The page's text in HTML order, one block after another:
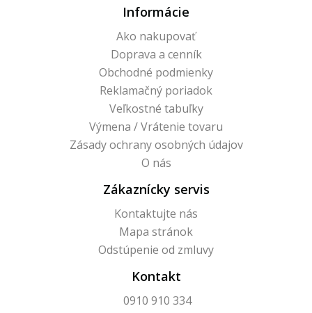
Informácie
Ako nakupovať
Doprava a cenník
Obchodné podmienky
Reklamačný poriadok
Veľkostné tabuľky
Výmena / Vrátenie tovaru
Zásady ochrany osobných údajov
O nás
Zákaznícky servis
Kontaktujte nás
Mapa stránok
Odstúpenie od zmluvy
Kontakt
0910 910 334